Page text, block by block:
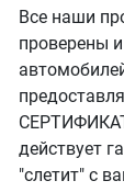
Все наши
проверены
действует
"слетит" с